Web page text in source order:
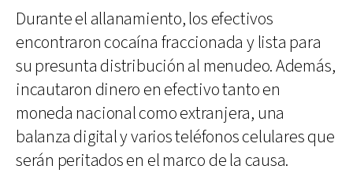
Durante el allanamiento, los efectivos
encontraron cocaína fraccionada y lista para
su presunta distribución al menudeo. Además,
incautaron dinero en efectivo tanto en
moneda nacional como extranjera, una
balanza digital y varios teléfonos celulares que
serán peritados en el marco de la causa.